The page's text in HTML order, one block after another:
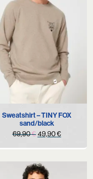
Sweatshirt – TINY FOX
sand/black
69,90€ Original
69,90 €.
49,90€Current